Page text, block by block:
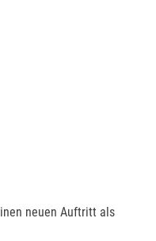
neuen Auftritt als